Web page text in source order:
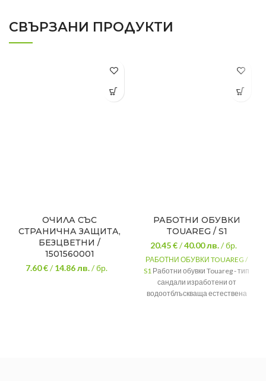
СВЪРЗАНИ ПРОДУКТИ
ОЧИЛА СЪС
СТРАНИЧНА ЗАЩИТА,
БЕЗЦВЕТНИ /
1501560001
7.60 €/14.86лв./ бр.
РАБОТНИ ОБУВКИ
TOUAREG / S1
20.45 €/40.00лв./ бр.
РАБОТНИ ОБУВКИ TOUAREG /
S1 Работни обувки Touareg - тип
сандали изработени от
водоотблъскваща естествена